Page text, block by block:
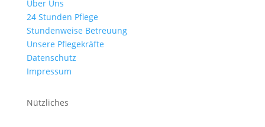
Über Uns
24 Stunden Pflege
Stundenweise Betreuung
Unsere Pflegekräfte
Datenschutz
Impressum
Nützliches